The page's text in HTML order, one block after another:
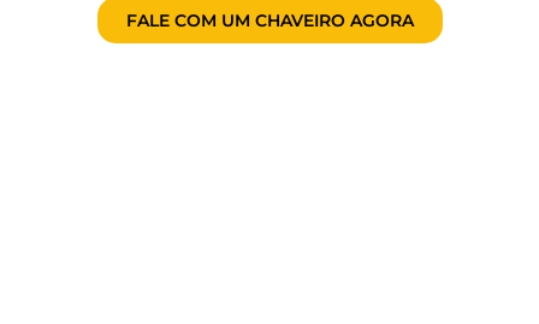
FALE COM UM CHAVEIRO AGORA